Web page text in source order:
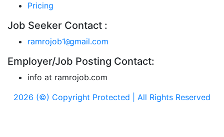
Pricing
Job Seeker Contact :
ramrojob1@gmail.com
Employer/Job Posting Contact:
info at ramrojob.com
2026 (©) Copyright Protected | All Rights Reserved